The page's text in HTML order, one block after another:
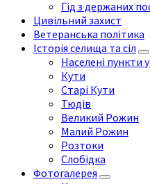
Гід з держаних
Цивільний захист
Ветеранська політика
Історія селища та сіл
Населені пункти
Кути
Старі Кути
Тюдів
Великий Рожин
Малий Рожин
Розтоки
Слобідка
Фотогалерея